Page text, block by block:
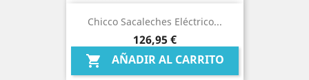
Chicco Sacaleches Eléctrico...
Precio
126,95 €
 AÑADIR AL CARRITO